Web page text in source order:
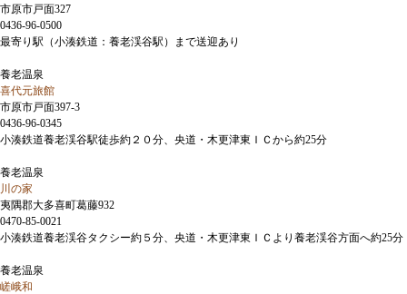
市原市戸面327
0436-96-0500
最寄り駅（小湊鉄道：養老渓谷駅）まで送迎あり
養老温泉
喜代元旅館
市原市戸面397-3
0436-96-0345
小湊鉄道養老渓谷駅徒歩約２０分、央道・木更津東ＩＣから約25分
養老温泉
川の家
夷隅郡大多喜町葛藤932
0470-85-0021
小湊鉄道養老渓谷タクシー約５分、央道・木更津東ＩＣより養老渓谷方面へ約25分
養老温泉
嵯峨和